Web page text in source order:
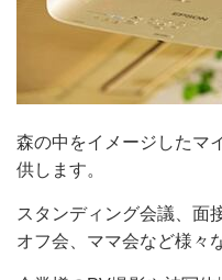
森の中をイメージしたマ
供します。
スタンディング会議、面
オフ会、ママ会など様々